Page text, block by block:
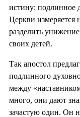
истину: подлинное
Церкви измеряется
разделить
своих детей.
Так апостол
подлинного
между
много, они дают
зачастую один. Он